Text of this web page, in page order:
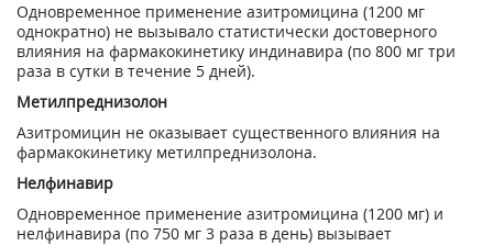
Одновременное применение азитромицина (1200 мг
однократно) не вызывало статистически достоверного
влияния на фармакокинетику индинавира (по 800 мг три
раза в сутки в течение 5 дней).
Метилпреднизолон
Азитромицин не оказывает существенного влияния на
фармакокинетику метилпреднизолона.
Нелфинавир
Одновременное применение азитромицина (1200 мг) и
нелфинавира (по 750 мг 3 раза в день) вызывает